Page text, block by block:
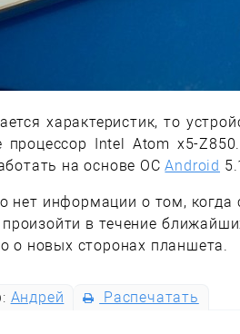
характеристик, то
процессор Intel Atom x5-
на основе ОСAndroid
нет информации о том, когда
в течение
о новых сторонах планшета.
Андрей Распечатать